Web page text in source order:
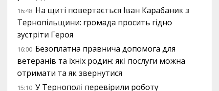
16:48 На щиті повертається Іван Карабаник з
Тернопільщини: громада просить гідно
зустріти Героя
16:00 Безоплатна правнича допомога для
ветеранів та їхніх родин: які послуги можна
отримати та як звернутися
15:10 У Тернополі перевірили роботу